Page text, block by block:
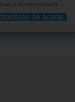
el mes pasado
de aceite